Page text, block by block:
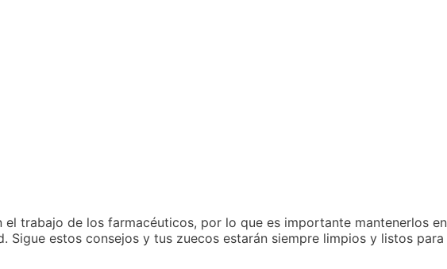
trabajo de los farmacéuticos, por lo que es importante mantenerlos
Sigue estos consejos y tus zuecos estarán siempre limpios y listos